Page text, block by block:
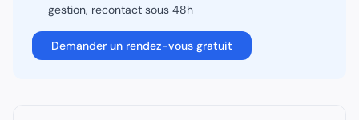
gestion, recontact sous 48h
Demander un rendez-vous gratuit